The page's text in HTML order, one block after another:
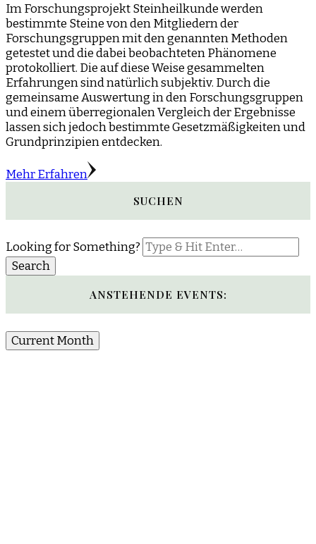
Im Forschungsprojekt Steinheilkunde werden
bestimmte Steine von den Mitgliedern der
Forschungsgruppen mit den genannten Methoden
getestet und die dabei beobachteten Phänomene
protokolliert. Die auf diese Weise gesammelten
Erfahrungen sind natürlich subjektiv. Durch die
gemeinsame Auswertung in den Forschungsgruppen
und einem überregionalen Vergleich der Ergebnisse
lassen sich jedoch bestimmte Gesetzmäßigkeiten und
Grundprinzipien entdecken.
Mehr Erfahren
SUCHEN
Looking for Something?
ANSTEHENDE EVENTS:
Current Month